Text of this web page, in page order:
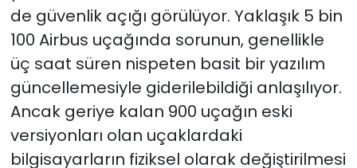
de güvenlik açığı görülüyor. Yaklaşık 5 bin
100 Airbus uçağında sorunun, genellikle
üç saat süren nispeten basit bir yazılım
güncellemesiyle giderilebildiği anlaşılıyor.
Ancak geriye kalan 900 uçağın eski
versiyonları olan uçaklardaki
bilgisayarların fiziksel olarak değiştirilmesi